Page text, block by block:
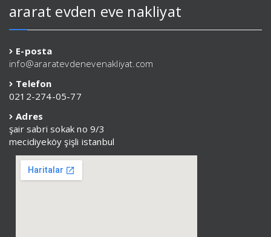
ararat evden eve nakliyat
E-posta
info@araratevdenevenakliyat.com
Telefon
0212-274-05-77
Adres
şair sabri sokak no 9/3
mecidiyeköy şişli istanbul